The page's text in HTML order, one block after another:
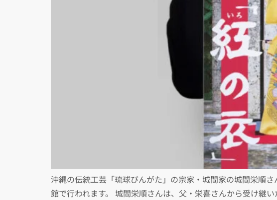
沖縄の伝統工芸「琉球びんがた」の宗家・城間家の城間栄順
館で行われます。 城間栄順さんは、父・栄喜さんから受け継